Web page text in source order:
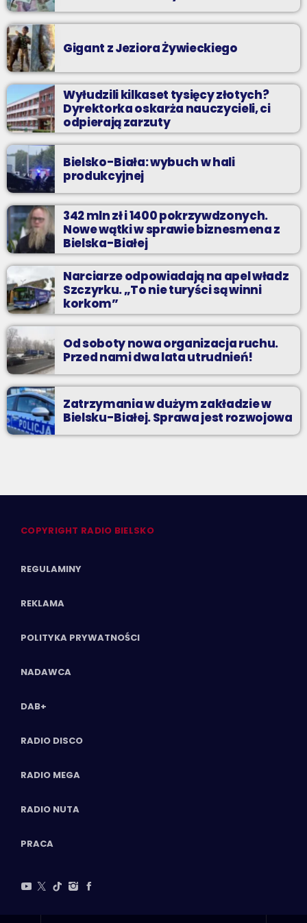
Gigant z Jeziora Żywieckiego
Wyłudzili kilkaset tysięcy złotych?
Dyrektorka oskarża nauczycieli, ci
odpierają zarzuty
Bielsko-Biała: wybuch w hali
produkcyjnej
342 mln zł i 1400 pokrzywdzonych.
Nowe wątki w sprawie biznesmena z
Bielska-Białej
Narciarze odpowiadają na apel władz
Szczyrku. „To nie turyści są winni
korkom”
Od soboty nowa organizacja ruchu.
Przed nami dwa lata utrudnień!
Zatrzymania w dużym zakładzie w
Bielsku-Białej. Sprawa jest rozwojowa
COPYRIGHT RADIO BIELSKO
REGULAMINY
REKLAMA
POLITYKA PRYWATNOŚCI
NADAWCA
DAB+
RADIO DISCO
RADIO MEGA
RADIO NUTA
PRACA